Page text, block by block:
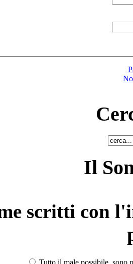
Il
scritti con
Tutto il male possibile, sono